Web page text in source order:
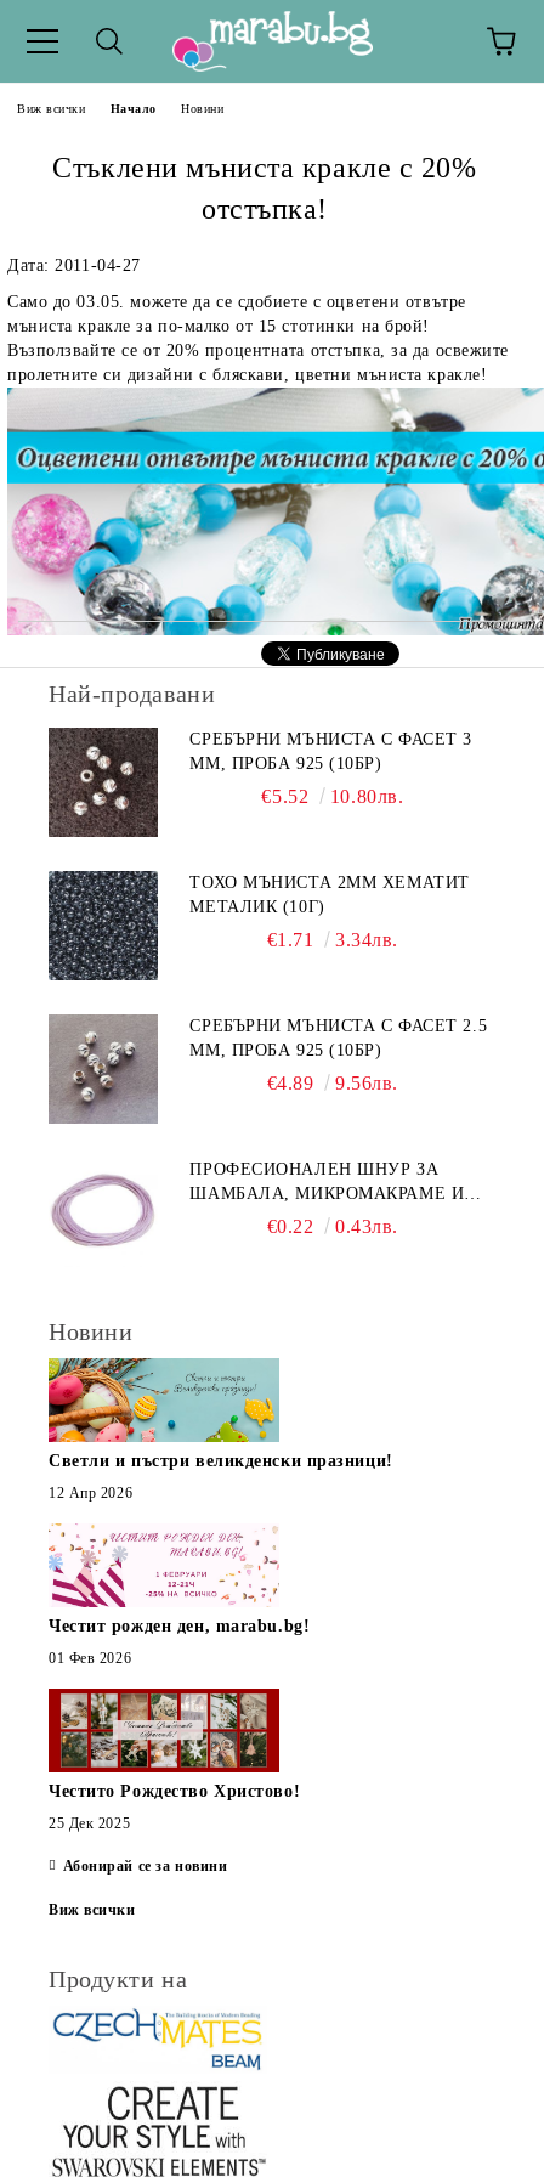
Виж всички Начало Новини
Стъклени мъниста кракле с 20%
отстъпка!
Дата: 2011-04-27
Само до 03.05. можете да се сдобиете с оцветени отвътре
мъниста кракле за по-малко от 15 стотинки на брой!
Възползвайте се от 20% процентната отстъпка, за да освежите
пролетните си дизайни с бляскави, цветни мъниста кракле!
Най-продавани
СРЕБЪРНИ МЪНИСТА С ФАСЕТ 3
ММ, ПРОБА 925 (10БР)
€5.52 10.80лв.
ТОХО МЪНИСТА 2ММ ХЕМАТИТ
МЕТАЛИК (10Г)
€1.71 3.34лв.
СРЕБЪРНИ МЪНИСТА С ФАСЕТ 2.5
ММ, ПРОБА 925 (10БР)
€4.89 9.56лв.
ПРОФЕСИОНАЛЕН ШНУР ЗА
ШАМБАЛА, МИКРОМАКРАМЕ И
ВЪЗЛИ,GRIFFIN, ЦВЯТ ЛЮЛЯК1ММ
€0.22 0.43лв.
Новини
Светли и пъстри великденски празници!
12 Апр 2026
Честит рожден ден, marabu.bg!
01 Фев 2026
Честито Рождество Христово!
25 Дек 2025
Абонирай се за новини
Виж всички
Продукти на